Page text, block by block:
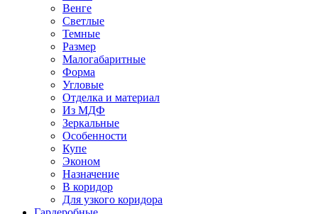
Венге
Светлые
Темные
Размер
Малогабаритные
Форма
Угловые
Отделка и материал
Из МДФ
Зеркальные
Особенности
Купе
Эконом
Назначение
В коридор
Для узкого коридора